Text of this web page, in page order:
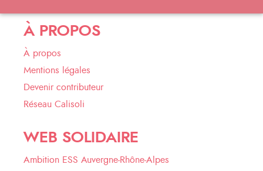
À PROPOS
À propos
Mentions légales
Devenir contributeur
Réseau Calisoli
WEB SOLIDAIRE
Ambition ESS Auvergne-Rhône-Alpes